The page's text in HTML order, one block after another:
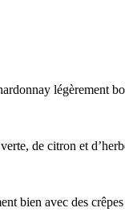
légèrement
de citron et
bien avec des